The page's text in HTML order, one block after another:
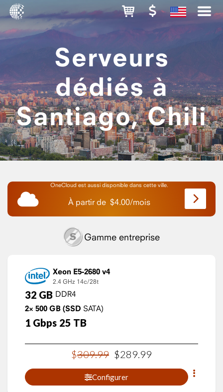
Serveurs
dédiés à
Santiago, Chili
OneCloud est aussi disponible dans cette ville.
À partir de $4.00/mois
Gamme entreprise
Xeon E5-2680 v4
2.4 GHz 14c/28t
32 GB DDR4
2× 500 GB (SSD SATA)
1 Gbps 25 TB
$309.99 $289.99
Configurer